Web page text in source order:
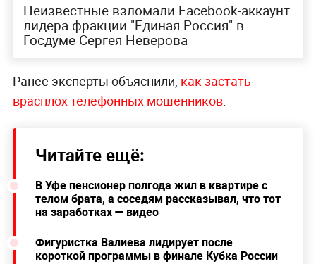
Неизвестные взломали Facebook-аккаунт
лидера фракции "Единая Россия" в
Госдуме Сергея Неверова
Ранее эксперты объяснили, как застать
врасплох телефонных мошенников.
Читайте ещё:
В Уфе пенсионер полгода жил в квартире с
телом брата, а соседям рассказывал, что тот
на заработках — видео
Фигуристка Валиева лидирует после
короткой программы в финале Кубка России